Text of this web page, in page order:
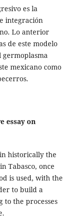
es la
integración
Lo anterior
de este modelo
mexicano como
essay on
historically the
Tabasco, once
is used, with the
to build a
the processes